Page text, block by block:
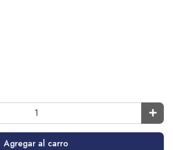
Agregar al carro